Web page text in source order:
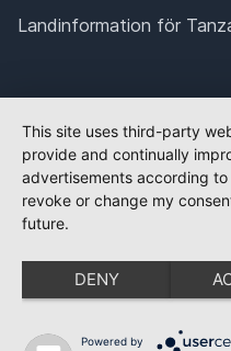
Landinformation för
This site uses third-party
provide and continually
advertisements according
revoke or change my
future.
DENY
Powered by